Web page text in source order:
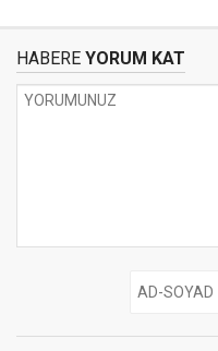
HABERE YORUM KAT